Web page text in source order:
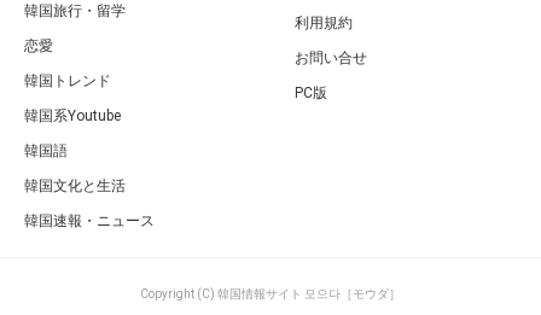
韓国旅行・留学
恋愛
韓国トレンド
韓国系Youtube
韓国語
韓国文化と生活
韓国速報・ニュース
利用規約
お問い合せ
PC版
Copyright (C) 韓国情報サイト 모으다［モウダ］